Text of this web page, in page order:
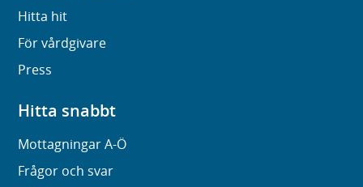
Hitta hit
För vårdgivare
Press
Hitta snabbt
Mottagningar A-Ö
Frågor och svar